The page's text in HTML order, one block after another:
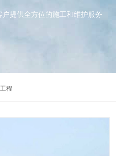
提供全方位的施工和维护服务
程